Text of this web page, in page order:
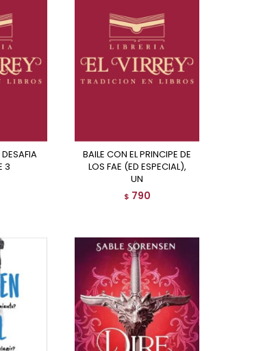
3
BAILE CON EL PRINCIPE DE
LOS FAE (ED ESPECIAL),
UN
$ 790